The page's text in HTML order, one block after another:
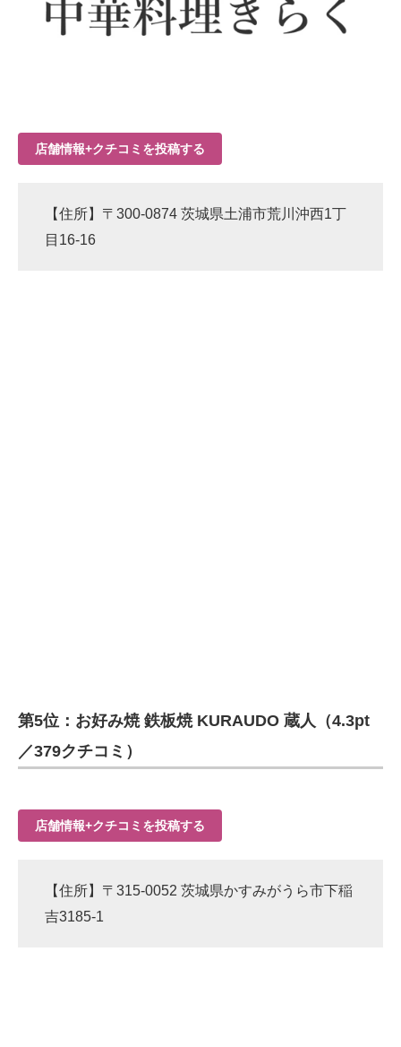
店舗情報+クチコミを投稿する
【住所】〒300-0874 茨城県土浦市荒川沖西1丁
目16-16
第5位：お好み焼 鉄板焼 KURAUDO 蔵人（4.3pt
／379クチコミ）
店舗情報+クチコミを投稿する
【住所】〒315-0052 茨城県かすみがうら市下稲
吉3185-1